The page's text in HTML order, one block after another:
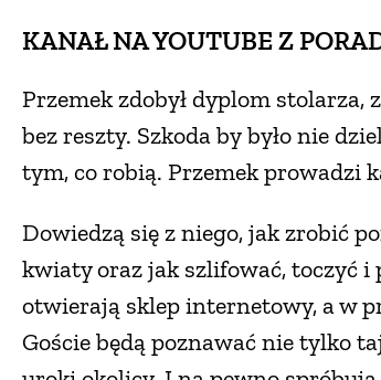
KANAŁ NA YOUTUBE Z
Przemek zdobył dyplom stolarza,
bez reszty. Szkoda by było nie
tym, co robią. Przemek prowadzi
Dowiedzą się z niego, jak zrobić
kwiaty oraz jak szlifować, toczyć i
otwierają sklep internetowy, a w
Goście będą poznawać nie tylko